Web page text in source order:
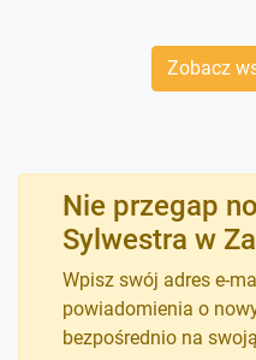
Zobacz
Nie przegap
Sylwestra w
Wpisz swój adres e-
powiadomienia o
bezpośrednio na